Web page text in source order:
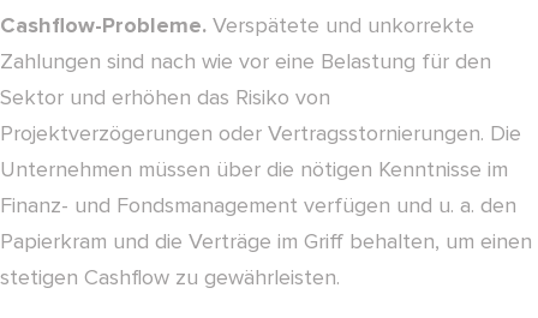
Cashflow-Probleme. Verspätete und unkorrekte
Zahlungen sind nach wie vor eine Belastung für den
Sektor und erhöhen das Risiko von
Projektverzögerungen oder Vertragsstornierungen. Die
Unternehmen müssen über die nötigen Kenntnisse im
Finanz- und Fondsmanagement verfügen und u. a. den
Papierkram und die Verträge im Griff behalten, um einen
stetigen Cashflow zu gewährleisten.